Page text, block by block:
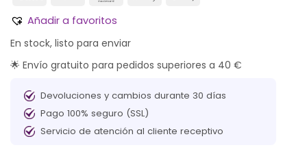
Añadir a favoritos
En stock, listo para enviar
🌟 Envío gratuito para pedidos superiores a 40 €
Devoluciones y cambios durante 30 días
Pago 100% seguro (SSL)
Servicio de atención al cliente receptivo